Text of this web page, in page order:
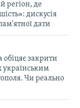
регіон, де
дискусія
дати
обіцяє закрити
Чи реально